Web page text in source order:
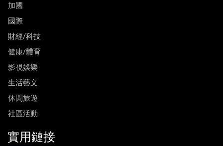
加國
國際
財經/科技
健康/體育
影視娛樂
生活藝文
休閒旅遊
社區活動
實用鏈接